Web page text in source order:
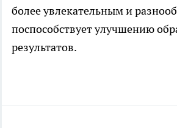
более увлекательным и
поспособствует улучшению
результатов.